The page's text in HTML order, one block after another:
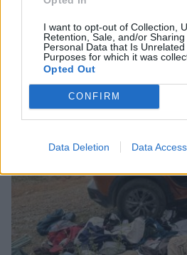
I want to opt-out of Collection,
Retention, Sale, and/or
Personal Data that Is
Purposes for which it was
Opted Out
CONFIRM
Data Deletion Data Access
Γαργαλιάνοι: Τον έπιασαν
σε σπίτι που είχε
29/07/2026 10:26